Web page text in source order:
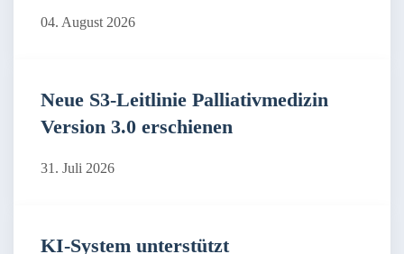
04. August 2026
Neue S3-Leitlinie Palliativmedizin
Version 3.0 erschienen
31. Juli 2026
KI-System unterstützt